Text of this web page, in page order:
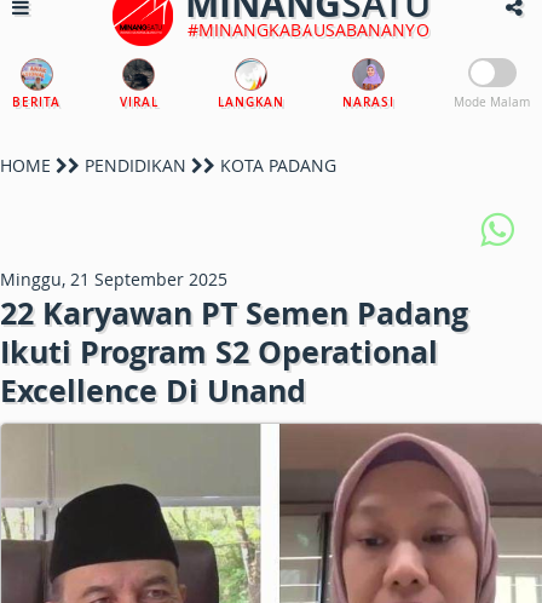
#MINANGKABAUSABANANYO
BERITA VIRAL LANGKAN NARASI Mode Malam
HOME PENDIDIKAN KOTA PADANG
Minggu, 21 September 2025
22 Karyawan PT Semen Padang
Ikuti Program S2 Operational
Excellence Di Unand